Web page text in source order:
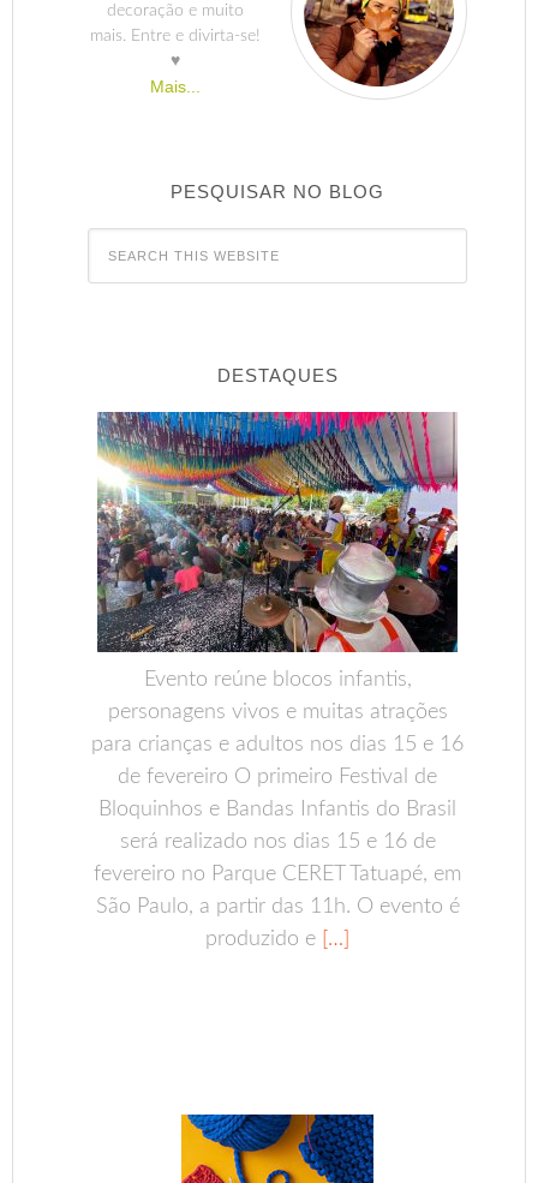
decoração e muito
mais. Entre e divirta-se!
♥
Mais...
PESQUISAR NO BLOG
DESTAQUES
Evento reúne blocos infantis,
personagens vivos e muitas atrações
para crianças e adultos nos dias 15 e 16
de fevereiro O primeiro Festival de
Bloquinhos e Bandas Infantis do Brasil
será realizado nos dias 15 e 16 de
fevereiro no Parque CERET Tatuapé, em
São Paulo, a partir das 11h. O evento é
produzido e […]